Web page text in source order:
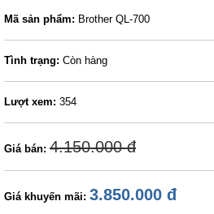
Mã sản phẩm: Brother QL-700
Tình trạng: Còn hàng
Lượt xem: 354
Giá bán: 4.150.000 đ
Giá khuyến mãi: 3.850.000 đ